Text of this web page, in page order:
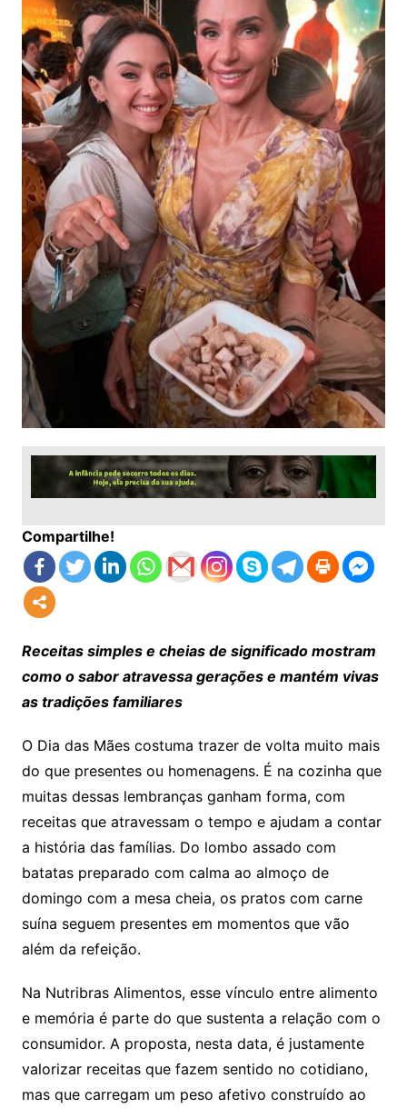
Compartilhe!
Receitas simples e cheias de significado mostram
como o sabor atravessa gerações e mantém vivas
as tradições familiares
O Dia das Mães costuma trazer de volta muito mais
do que presentes ou homenagens. É na cozinha que
muitas dessas lembranças ganham forma, com
receitas que atravessam o tempo e ajudam a contar
a história das famílias. Do lombo assado com
batatas preparado com calma ao almoço de
domingo com a mesa cheia, os pratos com carne
suína seguem presentes em momentos que vão
além da refeição.
Na Nutribras Alimentos, esse vínculo entre alimento
e memória é parte do que sustenta a relação com o
consumidor. A proposta, nesta data, é justamente
valorizar receitas que fazem sentido no cotidiano,
mas que carregam um peso afetivo construído ao